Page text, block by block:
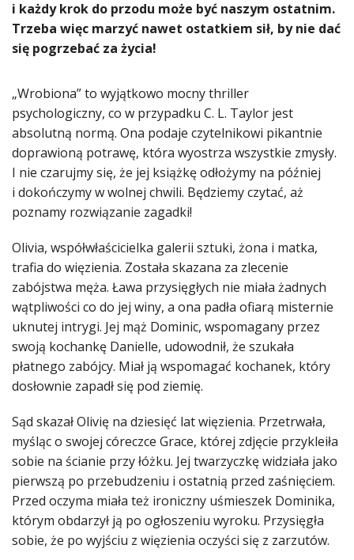
i każdy krok do przodu może być naszym ostatnim.
Trzeba więc marzyć nawet ostatkiem sił, by nie dać
się pogrzebać za życia!
„Wrobiona” to wyjątkowo mocny thriller
psychologiczny, co w przypadku C. L. Taylor jest
absolutną normą. Ona podaje czytelnikowi pikantnie
doprawioną potrawę, która wyostrza wszystkie zmysły.
I nie czarujmy się, że jej książkę odłożymy na później
i dokończymy w wolnej chwili. Będziemy czytać, aż
poznamy rozwiązanie zagadki!
Olivia, współwłaścicielka galerii sztuki, żona i matka,
trafia do więzienia. Została skazana za zlecenie
zabójstwa męża. Ława przysięgłych nie miała żadnych
wątpliwości co do jej winy, a ona padła ofiarą misternie
uknutej intrygi. Jej mąż Dominic, wspomagany przez
swoją kochankę Danielle, udowodnił, że szukała
płatnego zabójcy. Miał ją wspomagać kochanek, który
dosłownie zapadł się pod ziemię.
Sąd skazał Olivię na dziesięć lat więzienia. Przetrwała,
myśląc o swojej córeczce Grace, której zdjęcie przykleiła
sobie na ścianie przy łóżku. Jej twarzyczkę widziała jako
pierwszą po przebudzeniu i ostatnią przed zaśnięciem.
Przed oczyma miała też ironiczny uśmieszek Dominika,
którym obdarzył ją po ogłoszeniu wyroku. Przysięgła
sobie, że po wyjściu z więzienia oczyści się z zarzutów.